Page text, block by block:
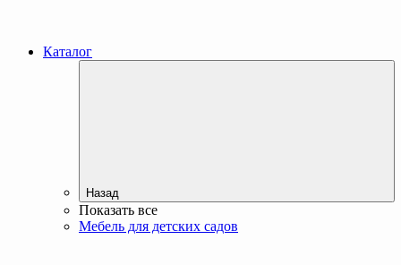
Каталог
Назад
Показать все
Мебель для детских садов